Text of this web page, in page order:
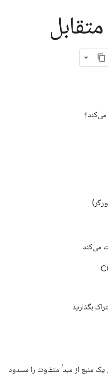
بگذارید
منبع از مبدأ متفاوت را مسدود